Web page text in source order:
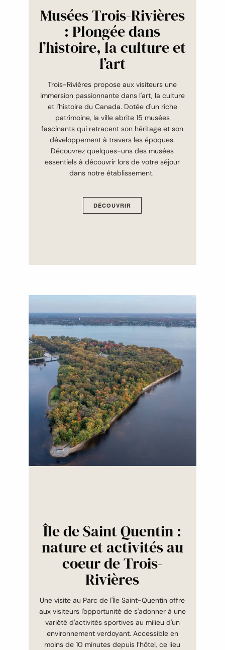
Musées Trois-Rivières
: Plongée dans
l’histoire, la culture et
l’art
Trois-Rivières propose aux visiteurs une
immersion passionnante dans l'art, la culture
et l'histoire du Canada. Dotée d'un riche
patrimoine, la ville abrite 15 musées
fascinants qui retracent son héritage et son
développement à travers les époques.
Découvrez quelques-uns des musées
essentiels à découvrir lors de votre séjour
dans notre établissement.
DÉCOUVRIR
Île de Saint Quentin :
nature et activités au
coeur de Trois-
Rivières
Une visite au Parc de l'Île Saint-Quentin offre
aux visiteurs l'opportunité de s'adonner à une
variété d'activités sportives au milieu d'un
environnement verdoyant. Accessible en
moins de 10 minutes depuis l’hôtel, ce lieu